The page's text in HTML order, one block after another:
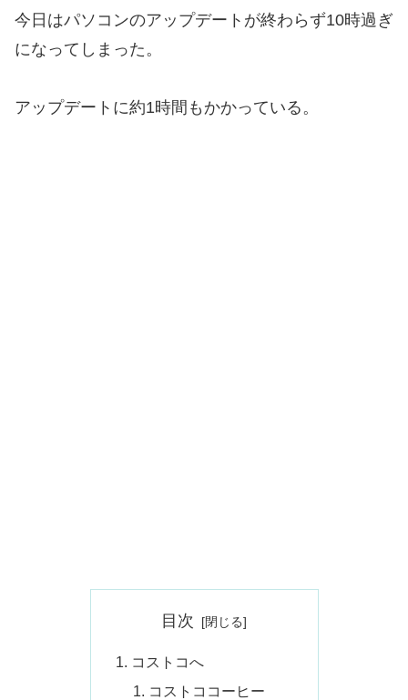
今日はパソコンのアップデートが終わらず10時過ぎ
になってしまった。
アップデートに約1時間もかかっている。
目次
コストコへ
コストココーヒー